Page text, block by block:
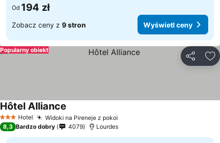
Od 194 zł
Zobacz ceny z 9 stron Wyświetl ceny
Popularny obiekt
3 Kategoria
Hotel Widoki na Pireneje z pokoi
Hôtel Alliance
8,3 Bardzo dobry 4079 Lourdes